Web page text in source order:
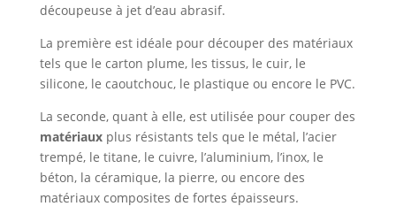
découpeuse à jet d’eau abrasif.
La première est idéale pour découper des matériaux
tels que le carton plume, les tissus, le cuir, le
silicone, le caoutchouc, le plastique ou encore le PVC.
La seconde, quant à elle, est utilisée pour couper des
matériauxplus résistants tels que le métal, l’acier
trempé, le titane, le cuivre, l’aluminium, l’inox, le
béton, la céramique, la pierre, ou encore des
matériaux composites de fortes épaisseurs.